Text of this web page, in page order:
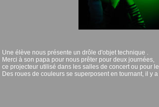
Une élève nous présente un drôle d'objet technique .
Merci à son papa pour nous prêter pour deux journées,
ce projecteur utilisé dans les salles de concert ou pour
Des roues de couleurs se superposent en tournant, il y